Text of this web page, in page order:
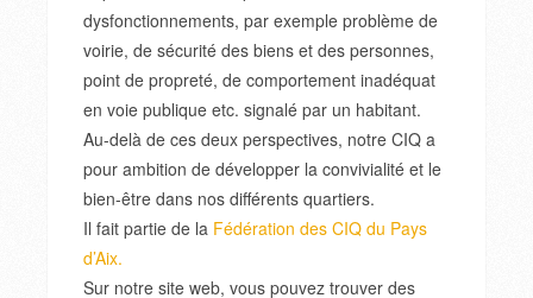
dysfonctionnements, par exemple problème de
voirie, de sécurité des biens et des personnes,
point de propreté, de comportement inadéquat
en voie publique etc. signalé par un habitant.
Au-delà de ces deux perspectives, notre CIQ a
pour ambition de développer la convivialité et le
bien-être dans nos différents quartiers.
Il fait partie de la Fédération des CIQ du Pays
d’Aix.
Sur notre site web, vous pouvez trouver des